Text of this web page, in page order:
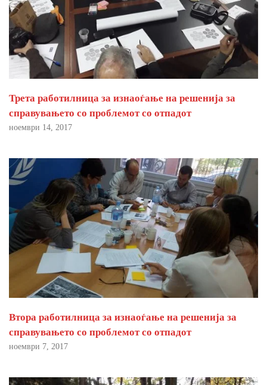
Трета работилница за изнаоѓање на решенија за
справувањето со проблемот со отпадот
ноември 14, 2017
Втора работилница за изнаоѓање на решенија за
справувањето со проблемот со отпадот
ноември 7, 2017